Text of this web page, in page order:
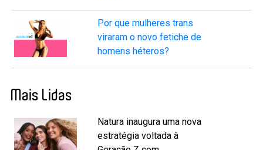
Por que mulheres trans
viraram o novo fetiche de
homens héteros?
Mais Lidas
Natura inaugura uma nova
estratégia voltada à